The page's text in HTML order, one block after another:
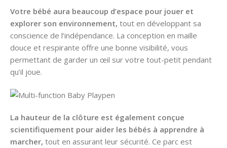
Votre bébé aura beaucoup d’espace pour jouer et
explorer son environnement, tout en développant sa
conscience de l’indépendance. La conception en maille
douce et respirante offre une bonne visibilité, vous
permettant de garder un œil sur votre tout-petit pendant
qu’il joue.
La hauteur de la clôture est également conçue
scientifiquement pour aider les bébés à apprendre à
marcher, tout en assurant leur sécurité. Ce parc est